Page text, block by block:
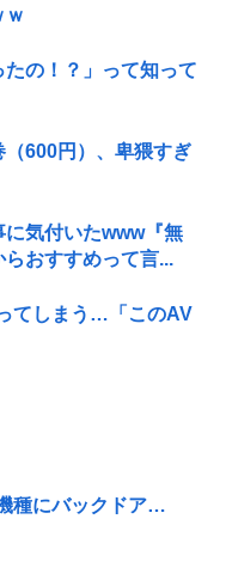
ｗ
たの！？」って知って
（600円）、卑猥すぎ
に気付いたwww『無
おすすめって言...
てしまう…「このAV
種にバックドア…